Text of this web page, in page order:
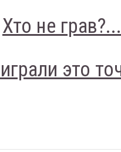
Хто не грав?...
это